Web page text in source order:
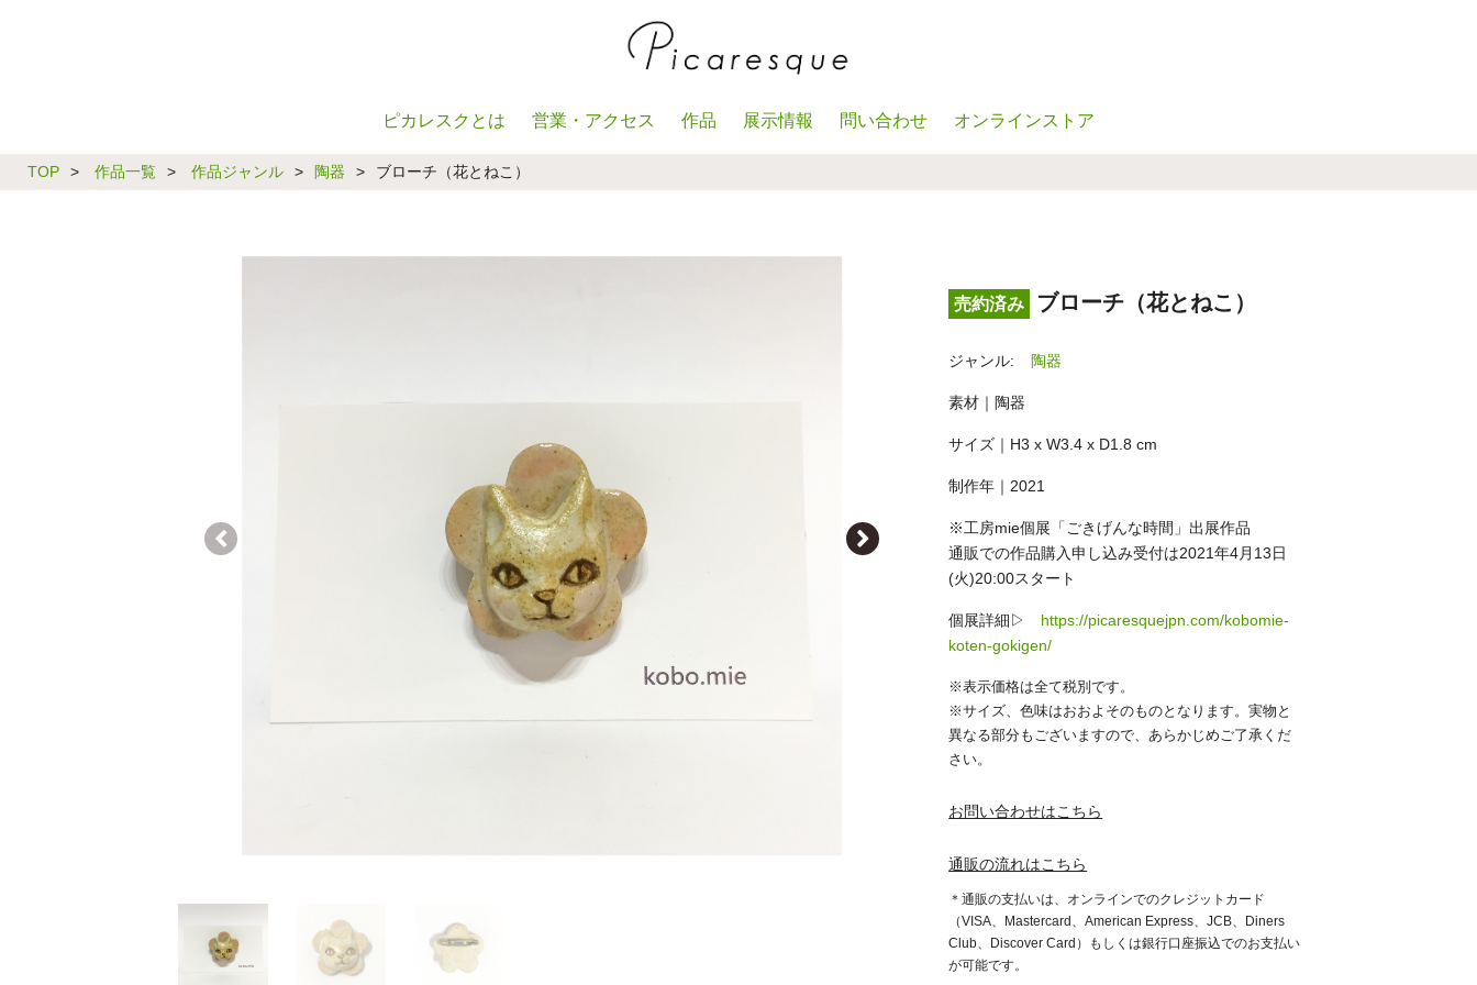
ピカレスクとは 営業・アクセス 作品 展示情報 問い合わせ オンラインストア
TOP > 作品一覧 > 作品ジャンル > 陶器 > ブローチ（花とねこ）
売約済み ブローチ（花とねこ）
ジャンル: 陶器
素材｜陶器
サイズ｜H3 x W3.4 x D1.8 cm
制作年｜2021
※工房mie個展「ごきげんな時間」出展作品
通販での作品購入申し込み受付は2021年4月13日
(火)20:00スタート
個展詳細▷ https://picaresquejpn.com/kobomie-
koten-gokigen/
※表示価格は全て税別です。
※サイズ、色味はおおよそのものとなります。実物と
異なる部分もございますので、あらかじめご了承くだ
さい。
お問い合わせはこちら
通販の流れはこちら
＊通販の支払いは、オンラインでのクレジットカード
（VISA、Mastercard、American Express、JCB、Diners
Club、Discover Card）もしくは銀行口座振込でのお支払い
が可能です。